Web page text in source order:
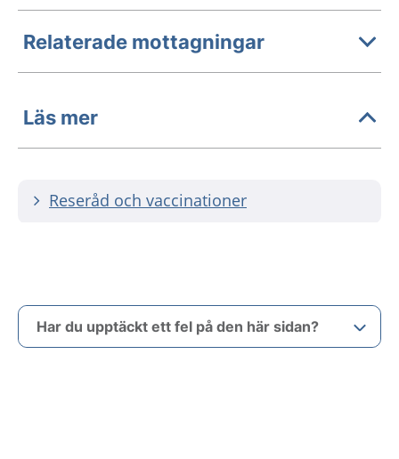
Relaterade mottagningar
Läs mer
Reseråd och vaccinationer
Har du upptäckt ett fel på den här sidan?